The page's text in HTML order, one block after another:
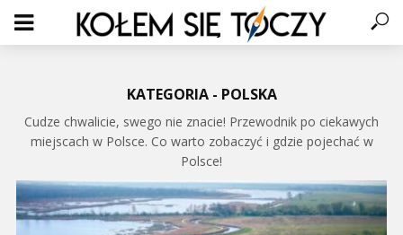
KATEGORIA - POLSKA
Cudze chwalicie, swego nie znacie! Przewodnik po ciekawych
miejscach w Polsce. Co warto zobaczyć i gdzie pojechać w
Polsce!